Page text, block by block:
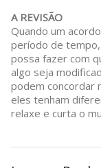
A REVISÃO
Quando um
período de tempo,
possa fazer com
algo seja
podem concordar
eles tenham
relaxe e curta o